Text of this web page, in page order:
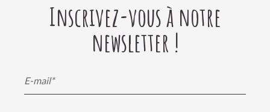
Inscrivez-vous à notre
newsletter !